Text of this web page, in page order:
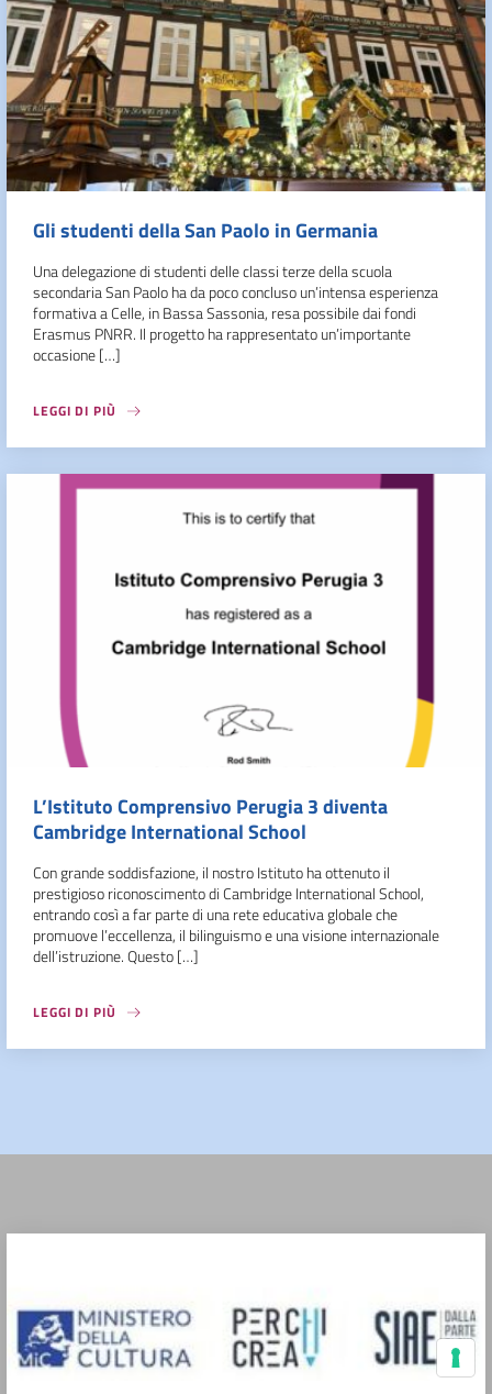
Gli studenti della San Paolo in Germania
Una delegazione di studenti delle classi terze della scuola
secondaria San Paolo ha da poco concluso un’intensa esperienza
formativa a Celle, in Bassa Sassonia, resa possibile dai fondi
Erasmus PNRR. Il progetto ha rappresentato un’importante
occasione […]
LEGGI DI PIÙ
L’Istituto Comprensivo Perugia 3 diventa
Cambridge International School
Con grande soddisfazione, il nostro Istituto ha ottenuto il
prestigioso riconoscimento di Cambridge International School,
entrando così a far parte di una rete educativa globale che
promuove l’eccellenza, il bilinguismo e una visione internazionale
dell’istruzione. Questo […]
LEGGI DI PIÙ
Le